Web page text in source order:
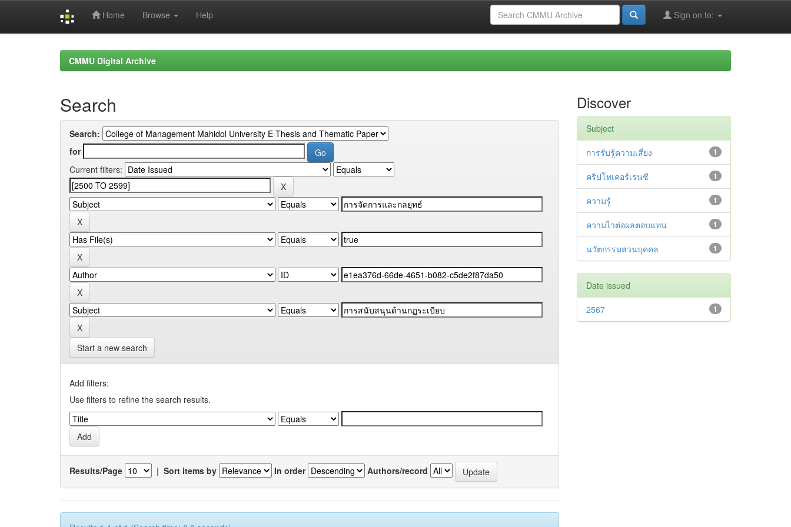
Home Browse Help Sign on to:
CMMU Digital Archive
Search
Search:
for
Current filters:
Start a new search
Add filters:
Use filters to refine the search results.
Results/Page | Sort items by In order Authors/record
Discover
Subject
1
การรับรู้ความเสี่ยง
1
คริปโทเคอร์เรนซี
1
ความรู้
1
ความไวต่อผลตอบแทน
1
นวัตกรรมส่วนบุคคล
Date issued
1
2567